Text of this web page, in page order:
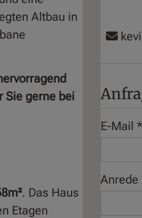
Altbau in
Sie gerne bei
. Das Haus
Etagen
E-Mail
Anrede